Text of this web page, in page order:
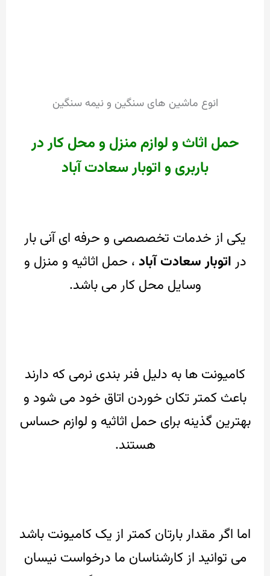
انوع ماشین های سنگین و نیمه سنگین
حمل اثاث و لوازم منزل و محل کار در
باربری و اتوبار سعادت آباد
یکی از خدمات تخصصصی و حرفه ای آنی بار
در اتوبار سعادت آباد ، حمل اثاثیه و منزل و
وسایل محل کار می باشد.
کامیونت ها به دلیل فنر بندی نرمی که دارند
باعث کمتر تکان خوردن اتاق خود می شود و
بهترین گذینه برای حمل اثاثیه و لوازم حساس
هستند.
اما اگر مقدار بارتان کمتر از یک کامیونت باشد
می توانید از کارشناسان ما درخواست نیسان